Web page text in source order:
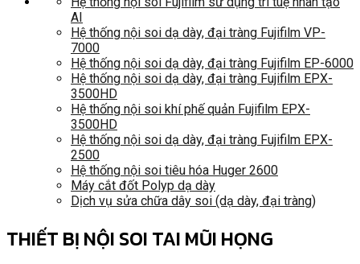
AI
Hệ thống nội soi dạ dày, đại tràng Fujifilm VP-
7000
Hệ thống nội soi dạ dày, đại tràng Fujifilm EP-6000
Hệ thống nội soi dạ dày, đại tràng Fujifilm EPX-
3500HD
Hệ thống nội soi khí phế quản Fujifilm EPX-
3500HD
Hệ thống nội soi dạ dày, đại tràng Fujifilm EPX-
2500
Hệ thống nội soi tiêu hóa Huger 2600
Máy cắt đốt Polyp dạ dày
Dịch vụ sửa chữa dây soi (dạ dày, đại tràng)
THIẾT BỊ NỘI SOI TAI MŨI HỌNG